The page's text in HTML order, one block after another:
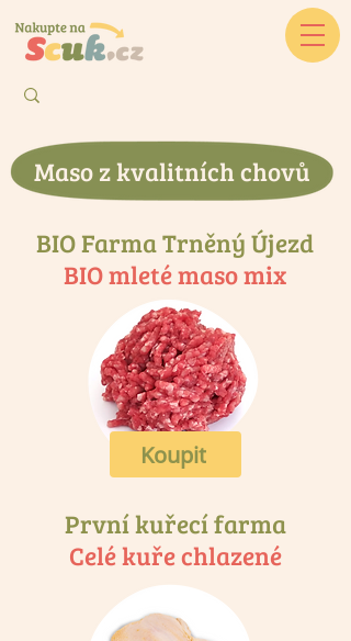
Maso z kvalitních chovů
BIO Farma Trněný Újezd
BIO mleté maso mix
Koupit
První kuřecí farma
Celé kuře chlazené